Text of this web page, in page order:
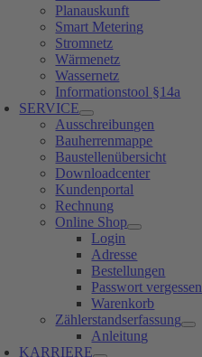
Planauskunft
Smart Metering
Stromnetz
Wärmenetz
Wassernetz
Informationstool §14a
SERVICE
Ausschreibungen
Bauherrenmappe
Baustellenübersicht
Downloadcenter
Kundenportal
Rechnung
Online Shop
Login
Adresse
Bestellungen
Passwort vergessen
Warenkorb
Zählerstandserfassung
Anleitung
KARRIERE